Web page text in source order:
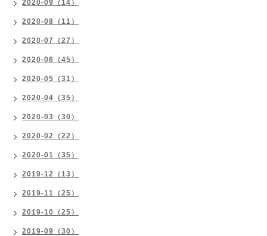
2020-09（14）
2020-08（11）
2020-07（27）
2020-06（45）
2020-05（31）
2020-04（35）
2020-03（30）
2020-02（22）
2020-01（35）
2019-12（13）
2019-11（25）
2019-10（25）
2019-09（30）